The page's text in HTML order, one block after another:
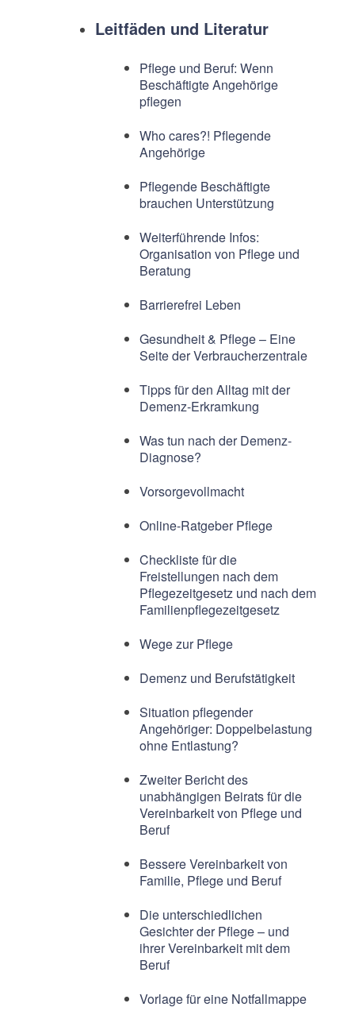
Leitfäden und Literatur
Pflege und Beruf: Wenn
Beschäftigte Angehörige
pflegen
Who cares?! Pflegende
Angehörige
Pflegende Beschäftigte
brauchen Unterstützung
Weiterführende Infos:
Organisation von Pflege und
Beratung
Barrierefrei Leben
Gesundheit & Pflege – Eine
Seite der Verbraucherzentrale
Tipps für den Alltag mit der
Demenz-Erkramkung
Was tun nach der Demenz-
Diagnose?
Vorsorgevollmacht
Online-Ratgeber Pflege
Checkliste für die
Freistellungen nach dem
Pflegezeitgesetz und nach dem
Familienpflegezeitgesetz
Wege zur Pflege
Demenz und Berufstätigkeit
Situation pflegender
Angehöriger: Doppelbelastung
ohne Entlastung?
Zweiter Bericht des
unabhängigen Beirats für die
Vereinbarkeit von Pflege und
Beruf
Bessere Vereinbarkeit von
Familie, Pflege und Beruf
Die unterschiedlichen
Gesichter der Pflege – und
ihrer Vereinbarkeit mit dem
Beruf
Vorlage für eine Notfallmappe